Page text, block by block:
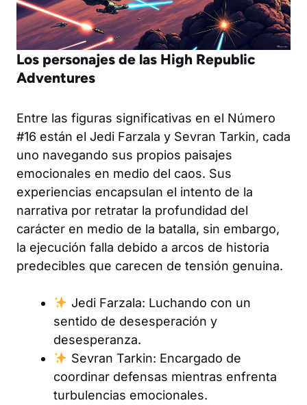
Los personajes de las High Republic
Adventures
Entre las figuras significativas en el Número
#16 están el Jedi Farzala y Sevran Tarkin, cada
uno navegando sus propios paisajes
emocionales en medio del caos. Sus
experiencias encapsulan el intento de la
narrativa por retratar la profundidad del
carácter en medio de la batalla, sin embargo,
la ejecución falla debido a arcos de historia
predecibles que carecen de tensión genuina.
Jedi Farzala: Luchando con un
sentido de desesperación y
desesperanza.
Sevran Tarkin: Encargado de
coordinar defensas mientras enfrenta
turbulencias emocionales.